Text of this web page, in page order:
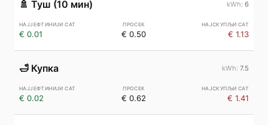
🚿 Туш (10 мин) 6
€ 0.01 € 0.50 € 1.13
🛁 Купка 7.5
€ 0.02 € 0.62 € 1.41